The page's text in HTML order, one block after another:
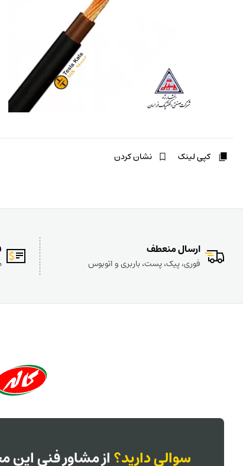
کپی لینک نشان کردن
ارسال منعطف
فوری، پیک، پست، باربری و اتوبوس
سوالی دارید؟از مشاور فنی این